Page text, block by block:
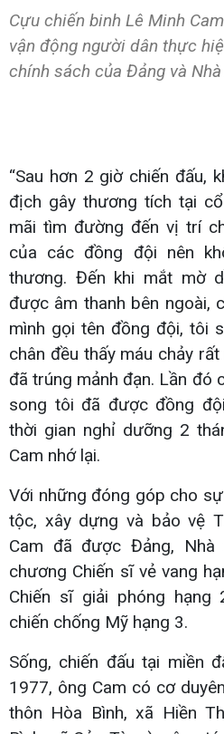
Cựu chiến binh Lê Minh
vận động người dân thực
chính sách của Đảng và
“Sau hơn 2 giờ chiến đấu,
địch gây thương tích tại
mãi tìm đường đến vị trí
của các đồng đội nên
thương. Đến khi mắt mờ
được âm thanh bên ngoài,
mình gọi tên đồng đội, tôi
chân đều thấy máu chảy
đã trúng mảnh đạn. Lần đó
song tôi đã được đồng
thời gian nghỉ dưỡng 2
Cam nhớ lại.
Với những đóng góp cho
tộc, xây dựng và bảo vệ
Cam đã được Đảng,
chương Chiến sĩ vẻ vang
Chiến sĩ giải phóng hạng
chiến chống Mỹ hạng 3.
Sống, chiến đấu tại miền
1977, ông Cam có cơ
thôn Hòa Bình, xã Hiền